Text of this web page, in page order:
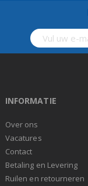
INFORMATIE
Over ons
Vacatures
Contact
Betaling en Levering
Ruilen en retourneren